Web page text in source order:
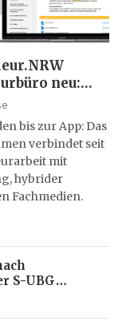
neu:
digital,
bis zur App: Das
verbindet seit
mit
hybrider
Fachmedien.
S-UBG